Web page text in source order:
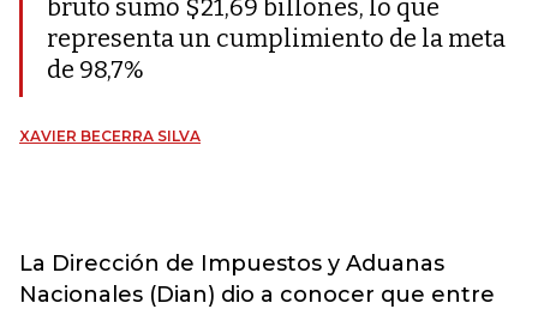
bruto sumó $21,69 billones, lo que
representa un cumplimiento de la meta
de 98,7%
XAVIER BECERRA SILVA
La Dirección de Impuestos y Aduanas
Nacionales (Dian) dio a conocer que entre